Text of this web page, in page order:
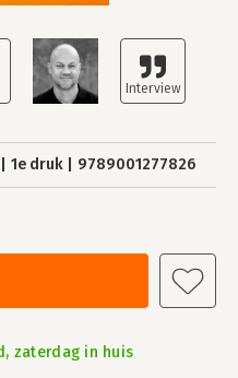
1e druk 9789001277826
zaterdag in huis